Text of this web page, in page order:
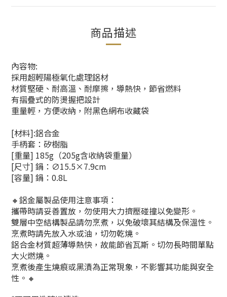
商品描述
內容物:
採用超輕陽極氧化處理鋁材
材質堅硬、耐高溫、耐摩擦，導熱快，節省燃料
有摺疊式的防燙握把設計
重量輕，方便收納，附黑色網布收藏袋
[材料]:鋁合金
手柄套：矽樹脂
[重量] 185g（205g含收納袋重量）
[尺寸] 鍋：∅15.5×7.9cm
[容量] 鍋：0.8L
🔸鋁金屬製品使用注意事項：
攜帶時請妥善置放，勿使用大力擠壓碰撞以免變形。
雙層中空結構製品請勿烹煮，以免破壞其結構及保溫性。
烹煮時請先放入水或油，切勿乾燒。
鋁合金材質超薄導熱快，故能節省瓦斯。切勿長時間單點
大火燃燒。
烹煮後產生燒痕或黑漬為正常現象，不影響其功能與安全
性。🔸